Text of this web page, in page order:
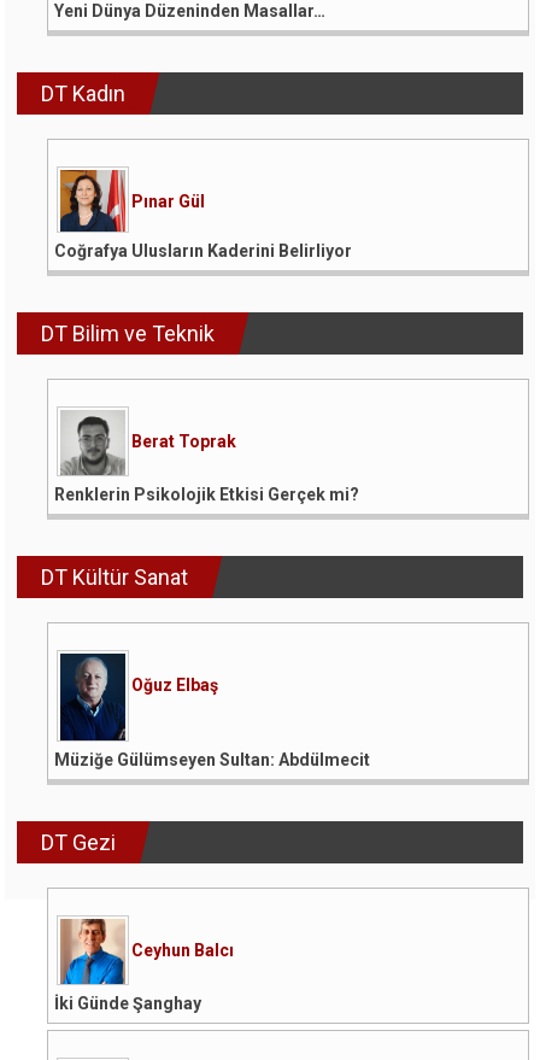
Yeni Dünya Düzeninden Masallar…
DT Kadın
Pınar Gül
Coğrafya Ulusların Kaderini Belirliyor
DT Bilim ve Teknik
Berat Toprak
Renklerin Psikolojik Etkisi Gerçek mi?
DT Kültür Sanat
Oğuz Elbaş
Müziğe Gülümseyen Sultan: Abdülmecit
DT Gezi
Ceyhun Balcı
İki Günde Şanghay